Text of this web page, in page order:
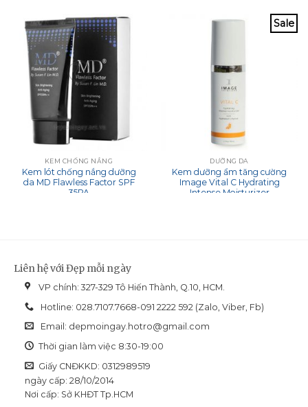
KEM CHỐNG NẮNG
Kem lót chống nắng dưỡng
da MD Flawless Factor SPF
35PA
Sale
DƯỠNG DA
Kem dưỡng ẩm tăng cường
Image Vital C Hydrating
Intense Moisturizer
Liên hệ với Đẹp mỗi ngày
VP chính: 327-329 Tô Hiến Thành, Q.10, HCM.
Hotline: 028.7107.7668-091 2222 592 (Zalo, Viber, Fb)
Email: depmoingay.hotro@gmail.com
Thời gian làm việc 8:30-19:00
Giấy CNĐKKD: 0312989519
ngày cấp: 28/10/2014
Nơi cấp: Sở KHĐT Tp.HCM